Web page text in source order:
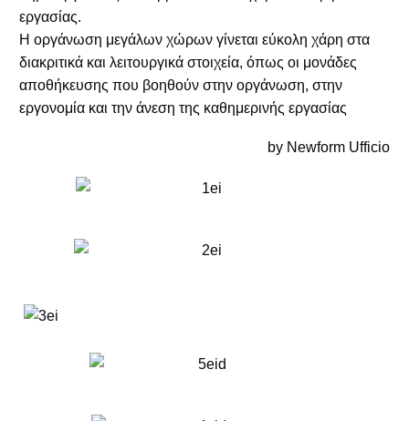
εργασίας.
Η οργάνωση μεγάλων χώρων γίνεται εύκολη χάρη στα
διακριτικά και λειτουργικά στοιχεία, όπως οι μονάδες
αποθήκευσης που βοηθούν στην οργάνωση, στην
εργονομία και την άνεση της καθημερινής εργασίας
by Newform Ufficio